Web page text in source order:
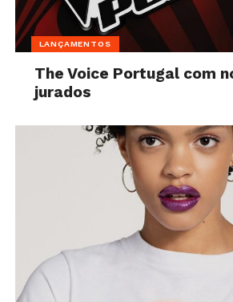
LANÇAMENTOS
The Voice Portugal com
jurados